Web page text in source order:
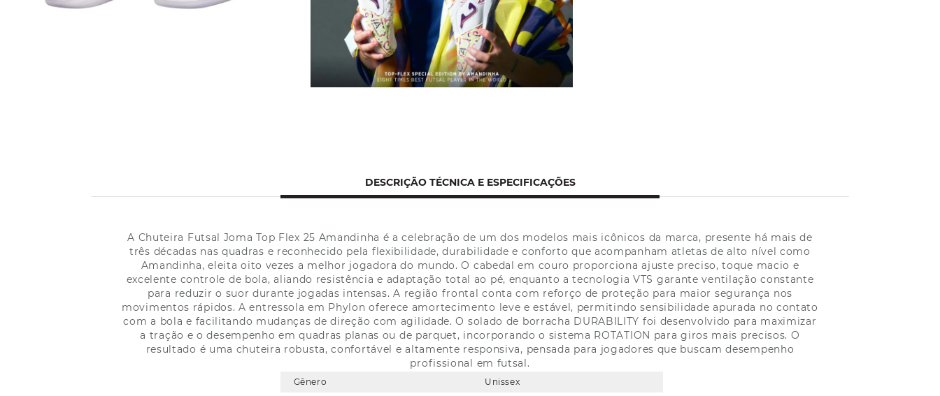
DESCRIÇÃO TÉCNICA E ESPECIFICAÇÕES
A Chuteira Futsal Joma Top Flex 25 Amandinha é a celebração de um dos modelos mais icônicos da marca, presente há mais de
três décadas nas quadras e reconhecido pela flexibilidade, durabilidade e conforto que acompanham atletas de alto nível como
Amandinha, eleita oito vezes a melhor jogadora do mundo. O cabedal em couro proporciona ajuste preciso, toque macio e
excelente controle de bola, aliando resistência e adaptação total ao pé, enquanto a tecnologia VTS garante ventilação constante
para reduzir o suor durante jogadas intensas. A região frontal conta com reforço de proteção para maior segurança nos
movimentos rápidos. A entressola em Phylon oferece amortecimento leve e estável, permitindo sensibilidade apurada no contato
com a bola e facilitando mudanças de direção com agilidade. O solado de borracha DURABILITY foi desenvolvido para maximizar
a tração e o desempenho em quadras planas ou de parquet, incorporando o sistema ROTATION para giros mais precisos. O
resultado é uma chuteira robusta, confortável e altamente responsiva, pensada para jogadores que buscam desempenho
profissional em futsal.
Gênero
Unissex